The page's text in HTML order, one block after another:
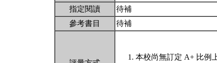
指定閱讀
待補
參考書目
待補
本校尚無訂定 A+ 比例